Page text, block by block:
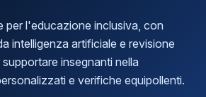
per l'educazione inclusiva, con
intelligenza artificiale e revisione
insegnanti nella
e verifiche equipollenti.